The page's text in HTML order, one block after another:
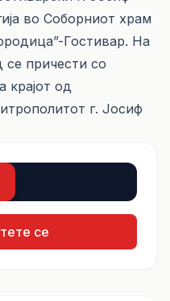
во Соборниот храм
Гостивар. На
се причести со
крајот од
г. Јосиф
се